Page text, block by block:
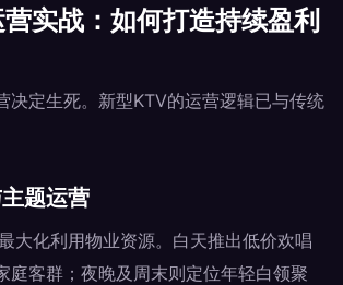
实战：如何打造持续盈利
决定生死。新型KTV的运营逻辑已与传统
题运营
大化利用物业资源。白天推出低价欢唱
庭客群；夜晚及周末则定位年轻白领聚